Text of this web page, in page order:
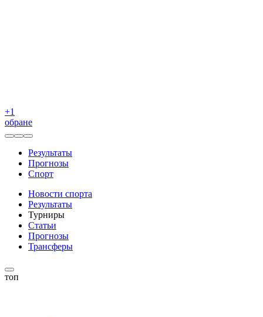
+1
обране
Результаты
Прогнозы
Спорт
Новости спорта
Результаты
Турниры
Статьи
Прогнозы
Трансферы
топ